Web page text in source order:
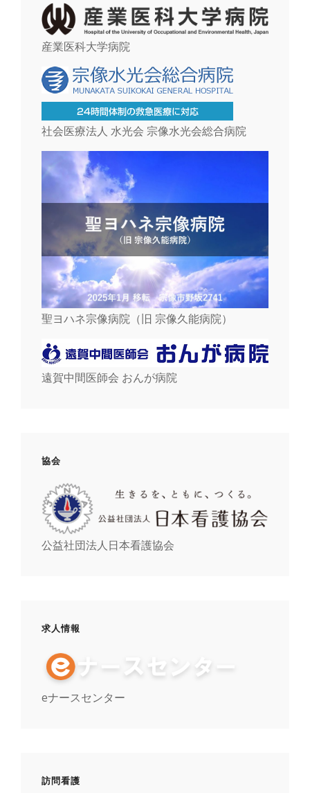
産業医科大学病院
社会医療法人 水光会 宗像水光会総合病院
聖ヨハネ宗像病院（旧 宗像久能病院）
遠賀中間医師会 おんが病院
協会
公益社団法人日本看護協会
求人情報
eナースセンター
訪問看護